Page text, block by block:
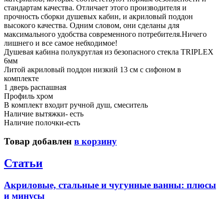
стандартам качества. Отличает этого производителя и
прочность сборки душевых кабин, и акриловый поддон
высокого качества. Одним словом, они сделаны для
максимального удобства современного потребителя.Ничего
лишнего и все самое небходимое!
Душевая кабина полукруглая из безопасного стекла TRIPLEX
6мм
Литой акриловый поддон низкий 13 см с сифоном в
комплекте
1 дверь распашная
Профиль хром
В комплект входит ручной душ, смеситель
Наличие вытяжки- есть
Наличие полочки-есть
Товар добавлен в корзину
Статьи
Акриловые, стальные и чугунные ванны: плюсы
и минусы